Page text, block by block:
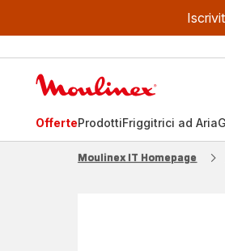
OfferteProdottiFriggitrici ad Aria
Moulinex IT Homepage